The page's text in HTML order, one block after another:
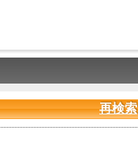
再検索